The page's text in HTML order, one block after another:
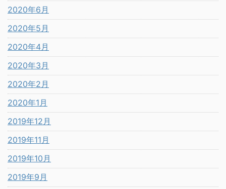
2020年6月
2020年5月
2020年4月
2020年3月
2020年2月
2020年1月
2019年12月
2019年11月
2019年10月
2019年9月